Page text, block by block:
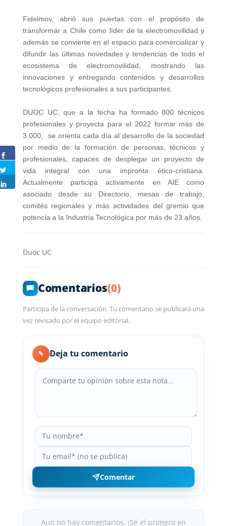
Fidelmov, abrió sus puertas con el propósito de
transformar a Chile como líder de la electromovilidad y
además se convierte en el espacio para comercializar y
difundir las últimas novedades y tendencias de todo el
ecosistema de electromovilidad, mostrando las
innovaciones y entregando contenidos y desarrollos
tecnológicos profesionales a sus participantes.
DUOC UC, que a la fecha ha formado 800 técnicos
profesionales y proyecta para el 2022 formar más de
3.000, se orienta cada día al desarrollo de la sociedad
por medio de la formación de personas, técnicos y
profesionales, capaces de desplegar un proyecto de
vida integral con una impronta ético-cristiana.
Actualmente participa activamente en AIE como
asociado desde su Directorio, mesas de trabajo,
comités regionales y más actividades del gremio que
potencia a la Industria Tecnológica por más de 23 años.
Duoc UC
Comentarios(0)
Participa de la conversación. Tu comentario se publicará una
vez revisado por el equipo editorial.
✎ Deja tu comentario
Comentar
Aún no hay comentarios. ¡Sé el primero en